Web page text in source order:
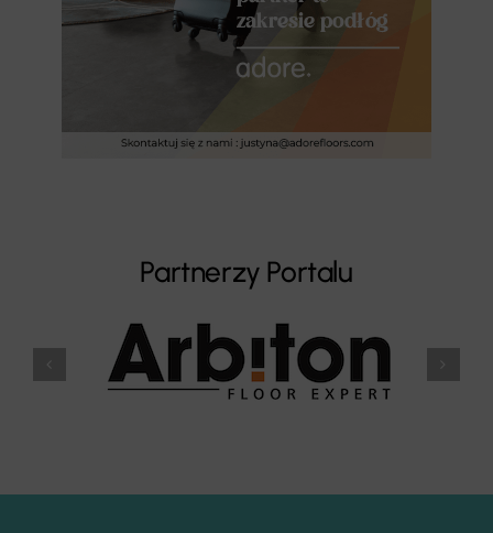
Partnerzy Portalu